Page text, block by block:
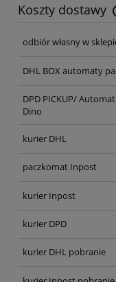
Koszty dostawy
Cena nie zawiera
odbiór własny w
DHL BOX automaty
DPD PICKUP/
Dino
kurier DHL
paczkomat Inpost
kurier Inpost
kurier DPD
kurier DHL pobranie